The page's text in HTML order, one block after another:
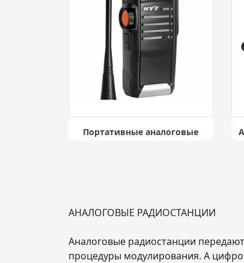
Портативные аналоговые
АНАЛОГОВЫЕ РАДИОСТАНЦИИ
Аналоговые радиостанции
процедуры модулирования. А